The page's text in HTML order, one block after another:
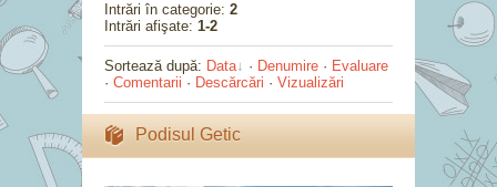
Intrări în categorie: 2
Intrări afişate: 1-2
Sortează după: Data · Denumire · Evaluare
· Comentarii · Descărcări · Vizualizări
Podisul Getic